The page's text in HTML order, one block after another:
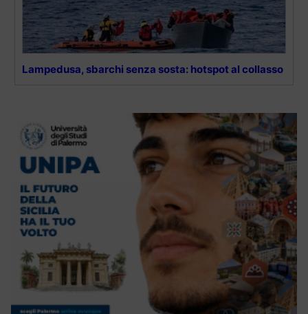
Lampedusa, sbarchi senza sosta: hotspot al collasso